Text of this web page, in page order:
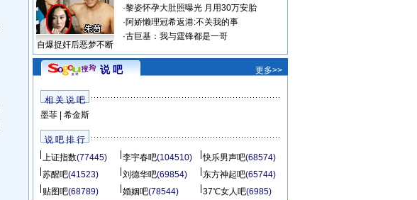
自爆捉奸后恶梦不断
·黎姿怀孕大肚照曝光 月用30万安胎
·阿娇懒理冠希返港:不关我的事
·古巨基：我与霆锋都是一哥
说 吧 更多>>
相 关 说 吧
墨菲| 希金斯
说 吧 排 行
上证指数(77445) 李宇春吧(104510) 快乐男声吧(68574)
苏醒吧(41523) 刘德华吧(69854) 东方神起吧(65744)
贴图吧(68789) 婚姻吧(78544) 37℃女人吧(6985)